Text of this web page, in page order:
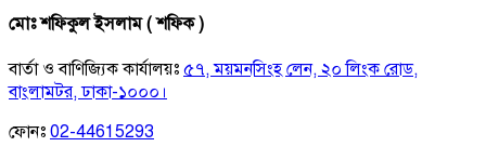
মোঃ শফিকুল ইসলাম ( শফিক )
বার্তা ও বাণিজ্যিক কার্যালয়ঃ ৫৭, ময়মনসিংহ লেন, ২০ লিংক রোড,
বাংলামটর, ঢাকা-১০০০।
ফোনঃ 02-44615293